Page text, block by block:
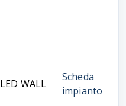
LED WALL
Scheda
impianto